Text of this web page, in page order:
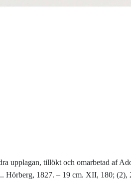
upplagan, tillökt och omarbetad af
Hörberg, 1827. – 19 cm. XII, 180; (2),